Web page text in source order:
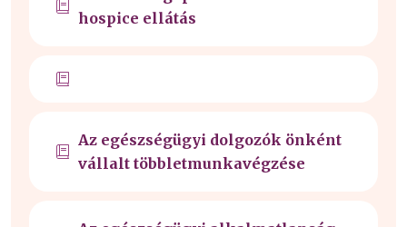
hospice ellátás
Az egészségügyi dolgozók önként
vállalt többletmunkavégzése